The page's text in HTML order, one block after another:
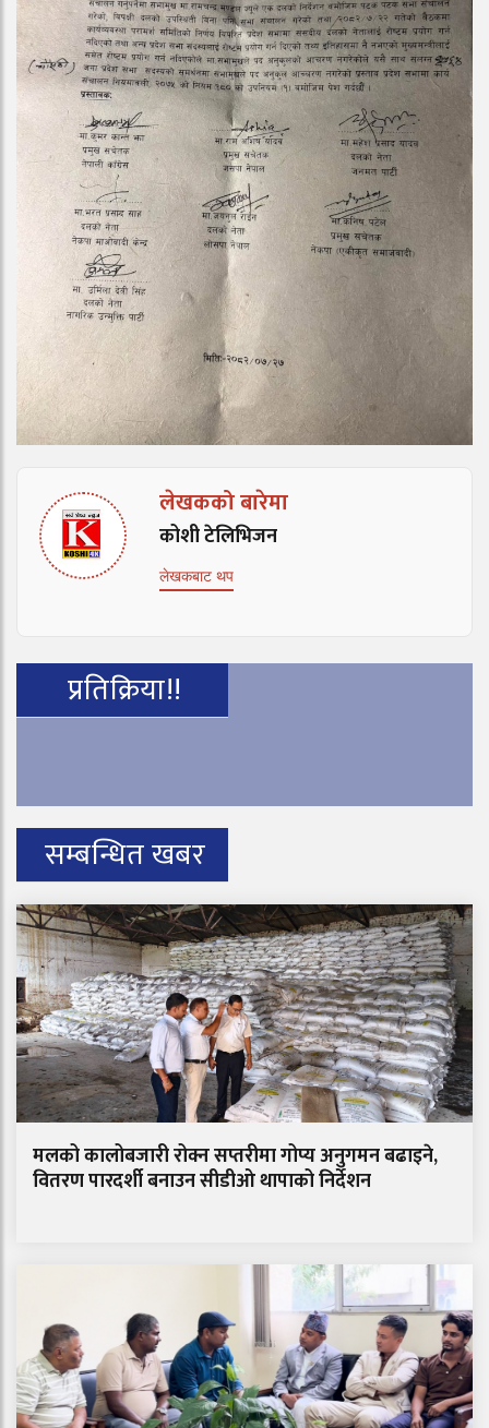
लेखकको बारेमा
कोशी टेलिभिजन
लेखकबाट थप
प्रतिक्रिया!!
सम्बन्धित खबर
मलको कालोबजारी रोक्न सप्तरीमा गोप्य अनुगमन बढाइने,
वितरण पारदर्शी बनाउन सीडीओ थापाको निर्देशन